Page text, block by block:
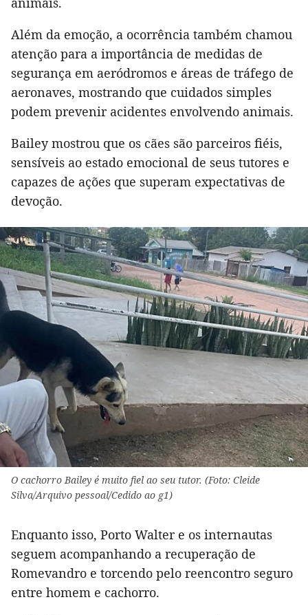
Além da emoção, a ocorrência também chamou
atenção para a importância de medidas de
segurança em aeródromos e áreas de tráfego de
aeronaves, mostrando que cuidados simples
podem prevenir acidentes envolvendo animais.
Bailey mostrou que os cães são parceiros fiéis,
sensíveis ao estado emocional de seus tutores e
capazes de ações que superam expectativas de
devoção.
O cachorro Bailey é muito fiel ao seu tutor. (Foto: Cleide
Silva/Arquivo pessoal/Cedido ao g1)
Enquanto isso, Porto Walter e os internautas
seguem acompanhando a recuperação de
Romevandro e torcendo pelo reencontro seguro
entre homem e cachorro.